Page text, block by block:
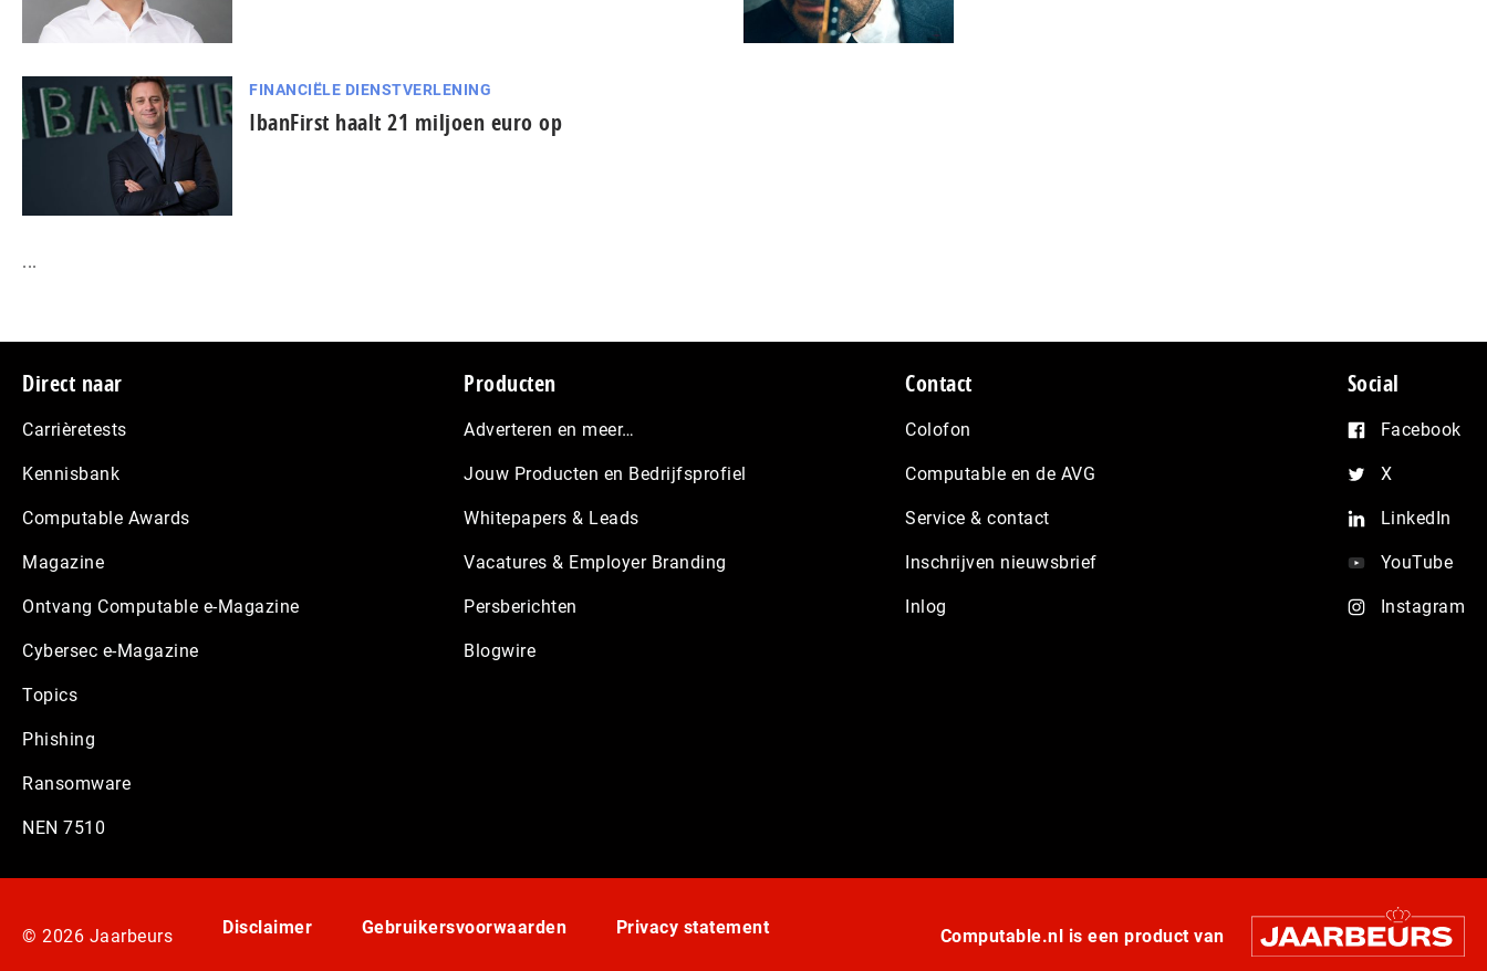
FINANCIËLE DIENSTVERLENING
IbanFirst haalt 21 miljoen euro op
...
Footer
Direct naar
Carrièretests
Kennisbank
Computable Awards
Magazine
Ontvang Computable e-Magazine
Cybersec e-Magazine
Topics
Phishing
Ransomware
NEN 7510
Producten
Adverteren en meer…
Jouw Producten en Bedrijfsprofiel
Whitepapers & Leads
Vacatures & Employer Branding
Persberichten
Blogwire
Contact
Colofon
Computable en de AVG
Service & contact
Inschrijven nieuwsbrief
Inlog
Social
Facebook
X
LinkedIn
YouTube
Instagram
© 2026 Jaarbeurs Disclaimer Gebruikersvoorwaarden Privacy statement Computable.nl is een product van